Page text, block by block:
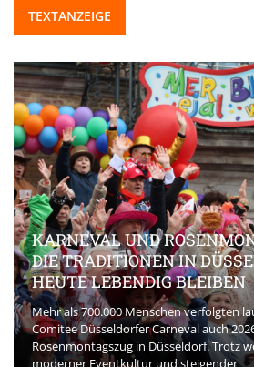
TEXTANZEIGE
KARNEVAL UND
DIE TRADITIONEN IN
HEUTE LEBENDIG BLEIBEN
Mehr als 700.000 Menschen verfolgten
Comitee Düsseldorfer Carneval auch
Rosenmontagszug in Düsseldorf. Trotz
moderner Eventkultur und steigender